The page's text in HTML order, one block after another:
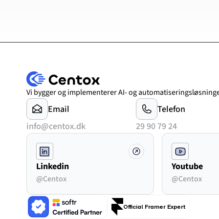
Vi bygger og implementerer AI- og
Email
info@centox.dk
Telefon
29 90 79 24
Linkedin
@Centox
Youtube
@Centox
Official Framer Expert